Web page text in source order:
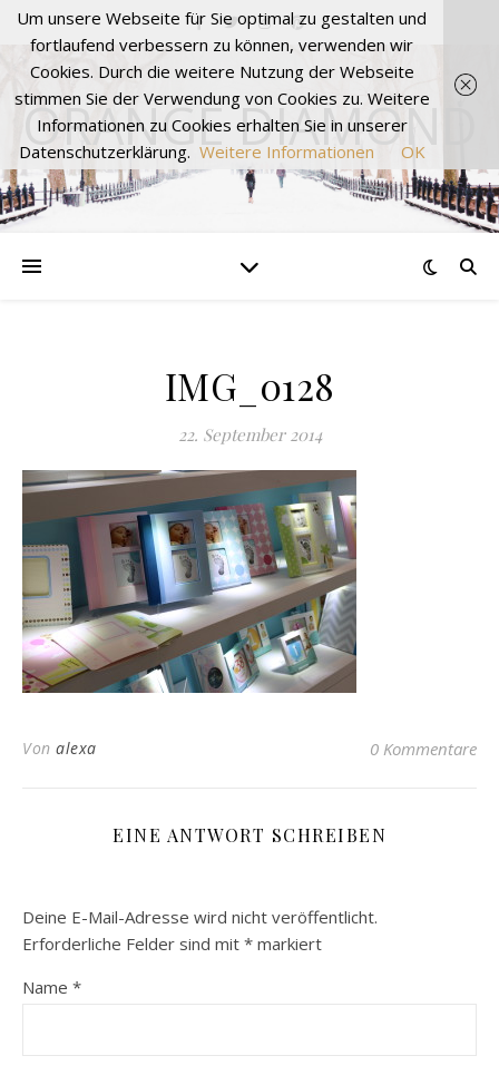
ORANGE DIAMOND
IMG_0128
22. September 2014
Von alexa 0 Kommentare
EINE ANTWORT SCHREIBEN
Deine E-Mail-Adresse wird nicht veröffentlicht.
Erforderliche Felder sind mit * markiert
Name *
Um unsere Webseite für Sie optimal zu gestalten und
fortlaufend verbessern zu können, verwenden wir
Cookies. Durch die weitere Nutzung der Webseite
stimmen Sie der Verwendung von Cookies zu. Weitere
Informationen zu Cookies erhalten Sie in unserer
Datenschutzerklärung. Weitere Informationen OK